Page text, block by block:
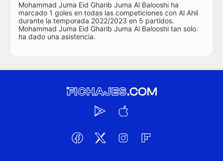
Mohammad Juma Eid Gharib Juma Al Balooshi ha
marcado 1 goles en todas las competiciones con Al Ahli
durante la temporada 2022/2023 en 5 partidos.
Mohammad Juma Eid Gharib Juma Al Balooshi tan solo
ha dado una asistencia.